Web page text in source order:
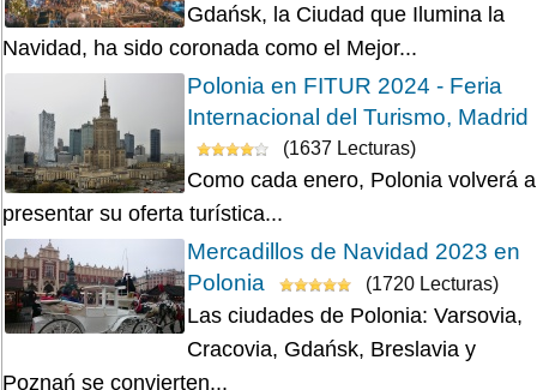
Gdańsk, la Ciudad que Ilumina la
Navidad, ha sido coronada como el Mejor...
Polonia en FITUR 2024 - Feria
Internacional del Turismo, Madrid
(1637 Lecturas)
Como cada enero, Polonia volverá a
presentar su oferta turística...
Mercadillos de Navidad 2023 en
Polonia
(1720 Lecturas)
Las ciudades de Polonia: Varsovia,
Cracovia, Gdańsk, Breslavia y
Poznań se convierten...